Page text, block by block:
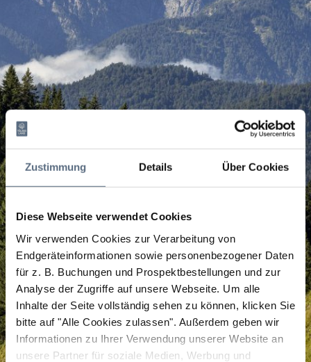
Zustimmung Details Über Cookies
Diese Webseite verwendet Cookies
Wir verwenden Cookies zur Verarbeitung von
Endgeräteinformationen sowie personenbezogener Daten
für z. B. Buchungen und Prospektbestellungen und zur
Analyse der Zugriffe auf unsere Webseite. Um alle
Inhalte der Seite vollständig sehen zu können, klicken Sie
bitte auf "Alle Cookies zulassen". Außerdem geben wir
Informationen zu Ihrer Verwendung unserer Website an
unsere Partner für soziale Medien, Werbung und